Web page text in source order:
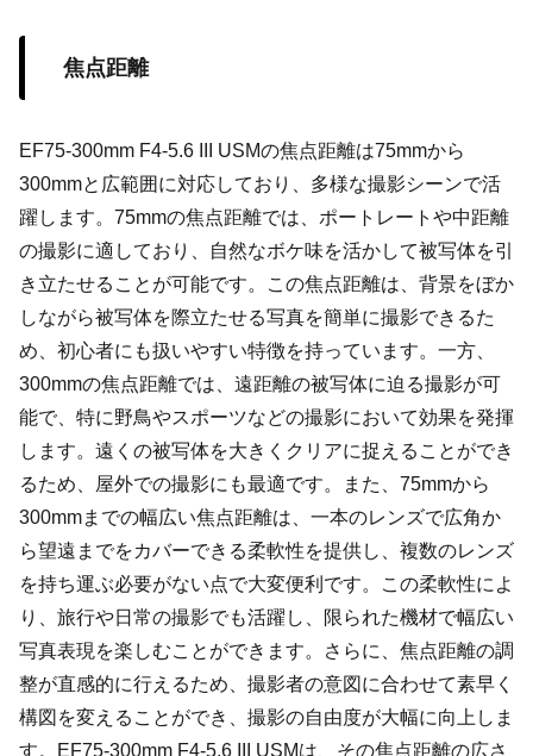
焦点距離
EF75-300mm F4-5.6 III USMの焦点距離は75mmから
300mmと広範囲に対応しており、多様な撮影シーンで活
躍します。75mmの焦点距離では、ポートレートや中距離
の撮影に適しており、自然なボケ味を活かして被写体を引
き立たせることが可能です。この焦点距離は、背景をぼか
しながら被写体を際立たせる写真を簡単に撮影できるた
め、初心者にも扱いやすい特徴を持っています。一方、
300mmの焦点距離では、遠距離の被写体に迫る撮影が可
能で、特に野鳥やスポーツなどの撮影において効果を発揮
します。遠くの被写体を大きくクリアに捉えることができ
るため、屋外での撮影にも最適です。また、75mmから
300mmまでの幅広い焦点距離は、一本のレンズで広角か
ら望遠までをカバーできる柔軟性を提供し、複数のレンズ
を持ち運ぶ必要がない点で大変便利です。この柔軟性によ
り、旅行や日常の撮影でも活躍し、限られた機材で幅広い
写真表現を楽しむことができます。さらに、焦点距離の調
整が直感的に行えるため、撮影者の意図に合わせて素早く
構図を変えることができ、撮影の自由度が大幅に向上しま
す。EF75-300mm F4-5.6 III USMは、その焦点距離の広さ